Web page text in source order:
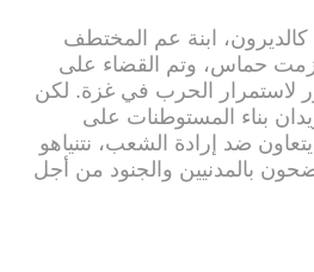
ابنة عم المختطف
حماس، وتم القضاء على
لاستمرار الحرب في غزة. لكن
بناء المستوطنات على
ضد إرادة الشعب، نتنياهو
بالمدنيين والجنود من أجل